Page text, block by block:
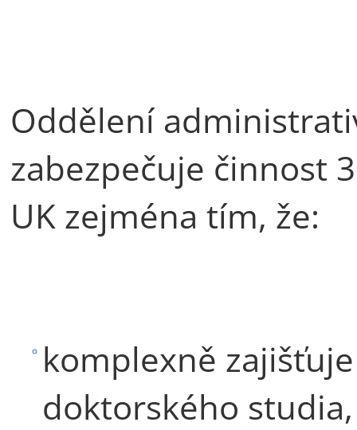
Oddělení
zabezpečuje činnost
UK zejména tím, že:
komplexně
doktorského studia,